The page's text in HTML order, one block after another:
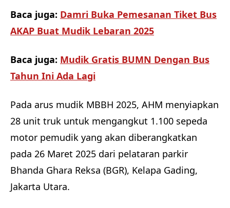
Baca juga: Damri Buka Pemesanan Tiket Bus
AKAP Buat Mudik Lebaran 2025
Baca juga: Mudik Gratis BUMN Dengan Bus
Tahun Ini Ada Lagi
Pada arus mudik MBBH 2025, AHM menyiapkan
28 unit truk untuk mengangkut 1.100 sepeda
motor pemudik yang akan diberangkatkan
pada 26 Maret 2025 dari pelataran parkir
Bhanda Ghara Reksa (BGR), Kelapa Gading,
Jakarta Utara.